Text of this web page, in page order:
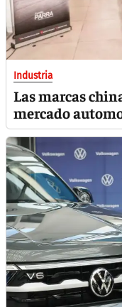
Industria
Las marcas
mercado